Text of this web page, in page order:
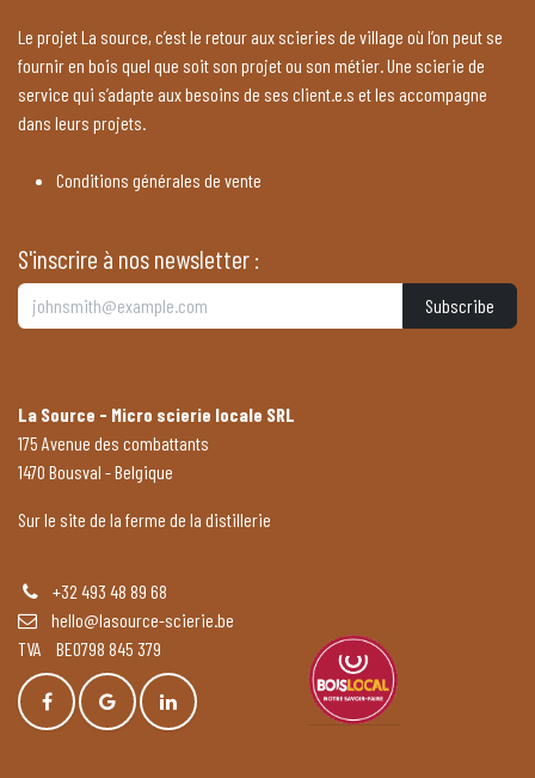
Le projet La source, c’est le retour aux scieries de village où l’on peut se
fournir en bois quel que soit son projet ou son métier. Une scierie de
service qui s’adapte aux besoins de ses client.e.s et les accompagne
dans leurs projets.
Conditions générales de vente
S'inscrire à nos newsletter :
Subscribe
La Source - Micro scierie locale SRL
175 Avenue des combattants
1470 Bousval - Belgique
Sur le site de la ferme de la distillerie
+32 493 48 89 68
hello@lasource-scierie.be
TVA BE0798 845 379